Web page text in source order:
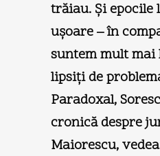
trăiau. Şi epocile
uşoare – în
suntem mult
lipsiţi de
Paradoxal,
cronică despre
Maiorescu,